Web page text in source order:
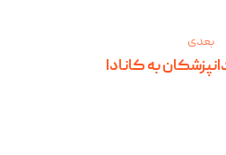
بعدی
به کانادا